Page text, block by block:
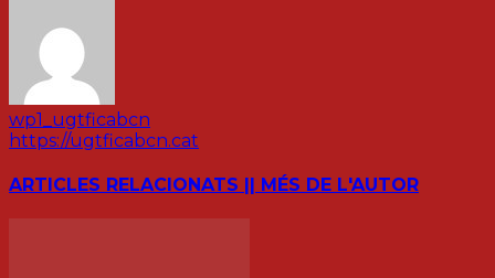
wp1_ugtficabcn
https://ugtficabcn.cat
ARTICLES RELACIONATS || MÉS DE L'AUTOR